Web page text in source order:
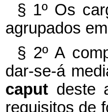
§ 1º Os
agrupados
§ 2º A
dar-se-á
caput deste
requisitos de